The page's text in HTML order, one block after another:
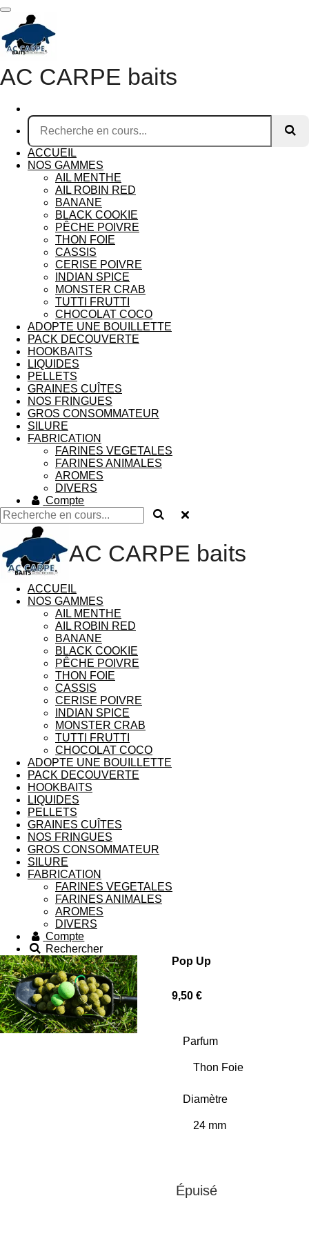
Passer
au
contenu
principal
AC CARPE baits
ACCUEIL
NOS GAMMES
AIL MENTHE
AIL ROBIN RED
BANANE
BLACK COOKIE
PÊCHE POIVRE
THON FOIE
CASSIS
CERISE POIVRE
INDIAN SPICE
MONSTER CRAB
TUTTI FRUTTI
CHOCOLAT COCO
ADOPTE UNE BOUILLETTE
PACK DECOUVERTE
HOOKBAITS
LIQUIDES
PELLETS
GRAINES CUÎTES
NOS FRINGUES
GROS CONSOMMATEUR
SILURE
FABRICATION
FARINES VEGETALES
FARINES ANIMALES
AROMES
DIVERS
Compte
AC CARPE baits
ACCUEIL
NOS GAMMES
AIL MENTHE
AIL ROBIN RED
BANANE
BLACK COOKIE
PÊCHE POIVRE
THON FOIE
CASSIS
CERISE POIVRE
INDIAN SPICE
MONSTER CRAB
TUTTI FRUTTI
CHOCOLAT COCO
ADOPTE UNE BOUILLETTE
PACK DECOUVERTE
HOOKBAITS
LIQUIDES
PELLETS
GRAINES CUÎTES
NOS FRINGUES
GROS CONSOMMATEUR
SILURE
FABRICATION
FARINES VEGETALES
FARINES ANIMALES
AROMES
DIVERS
Compte
Rechercher
Pop Up
9,50 €
Parfum
Diamètre
Épuisé